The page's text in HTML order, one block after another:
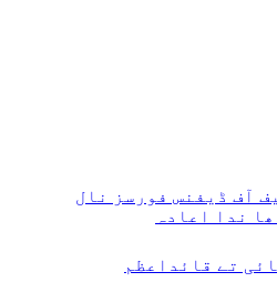
آف ڈیفنس فورسز نال
ندا اعادہ
تے قائداعظم